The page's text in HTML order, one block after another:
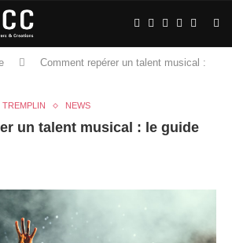
Comment repérer un talent musical :
TREMPLIN NEWS
un talent musical : le guide